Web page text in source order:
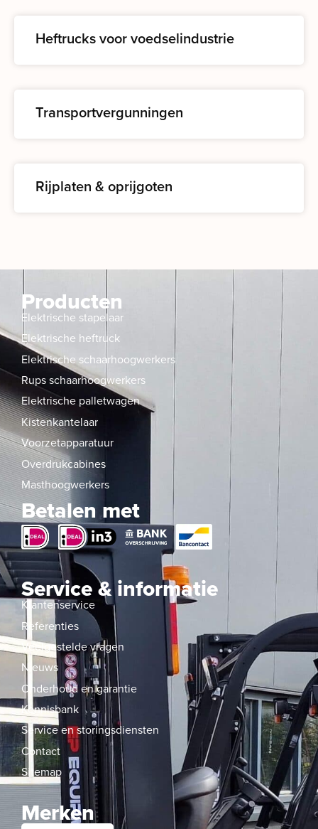
Heftrucks voor voedselindustrie
Transportvergunningen
Rijplaten & oprijgoten
Producten
Elektrische stapelaar
Elektrische heftruck
Elektrische schaarhoogwerkers
Rups schaarhoogwerkers
Elektrische palletwagen
Kistenkantelaar
Voorzetapparatuur
Overdrukcabines
Masthoogwerkers
Betalen met
Service & informatie
Klantenservice
Referenties
Veelgestelde vragen
Nieuws
Onderhoud en garantie
Kennisbank
Service en storingsdiensten
Contact
Sitemap
Merken